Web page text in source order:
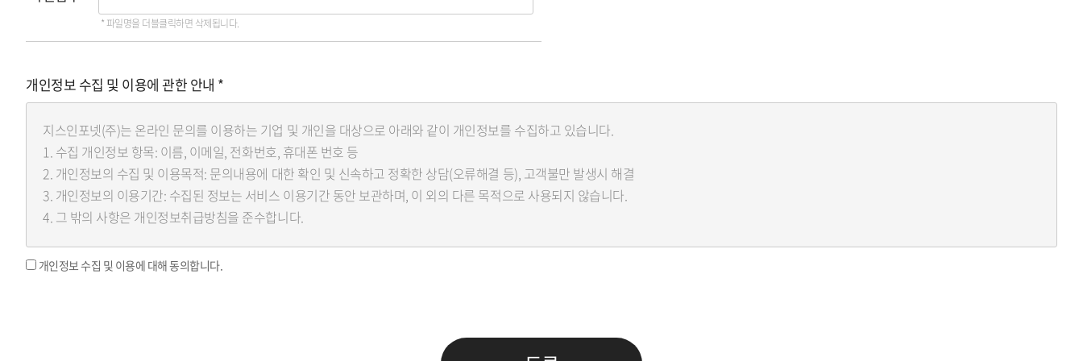
* 파일명을 더블클릭하면 삭제됩니다.
개인정보 수집 및 이용에 관한 안내 *
개인정보 수집 및 이용에 대해 동의합니다.